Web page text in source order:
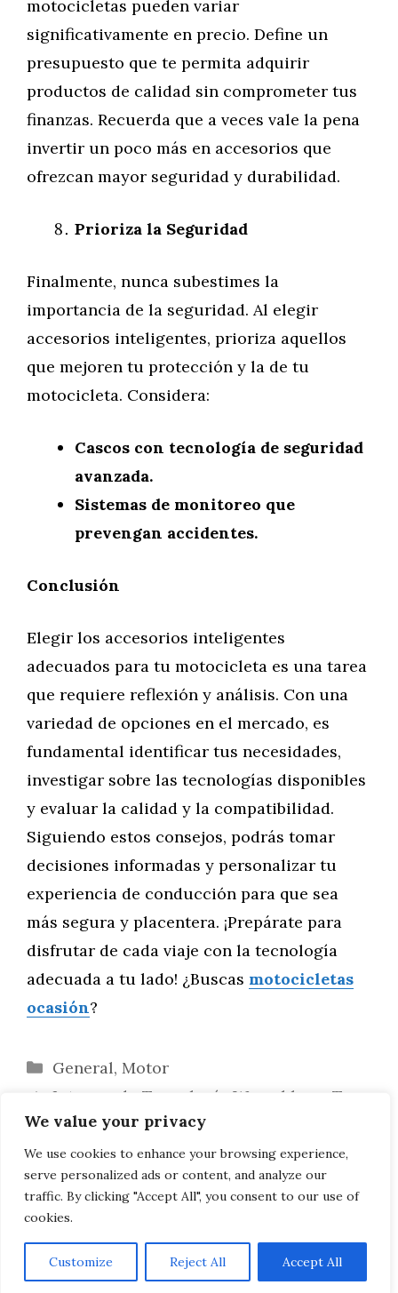
We value your privacy
We use cookies to enhance your browsing experience,
serve personalized ads or content, and analyze our
traffic. By clicking "Accept All", you consent to our use of
cookies.
Customize Reject All Accept All
motocicletas pueden variar
significativamente en precio. Define un
presupuesto que te permita adquirir
productos de calidad sin comprometer tus
finanzas. Recuerda que a veces vale la pena
invertir un poco más en accesorios que
ofrezcan mayor seguridad y durabilidad.
Prioriza la Seguridad
Finalmente, nunca subestimes la
importancia de la seguridad. Al elegir
accesorios inteligentes, prioriza aquellos
que mejoren tu protección y la de tu
motocicleta. Considera:
Cascos con tecnología de seguridad
avanzada.
Sistemas de monitoreo que
prevengan accidentes.
Conclusión
Elegir los accesorios inteligentes
adecuados para tu motocicleta es una tarea
que requiere reflexión y análisis. Con una
variedad de opciones en el mercado, es
fundamental identificar tus necesidades,
investigar sobre las tecnologías disponibles
y evaluar la calidad y la compatibilidad.
Siguiendo estos consejos, podrás tomar
decisiones informadas y personalizar tu
experiencia de conducción para que sea
más segura y placentera. ¡Prepárate para
disfrutar de cada viaje con la tecnología
adecuada a tu lado! ¿Buscas motocicletas
ocasión?
Categorías
General, Motor
Integrando Tecnología Wearable en Tu
Experiencia de Motociclismo
Los Accesorios Más Innovadores del Año
para Motociclistas
AVISO LEGAL, POLITICA DE PRIVACIDAD, COOKIES